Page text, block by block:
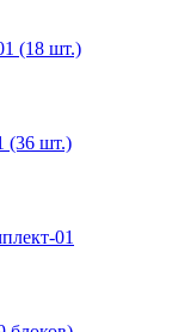
(18 шт.)
(36 шт.)
01